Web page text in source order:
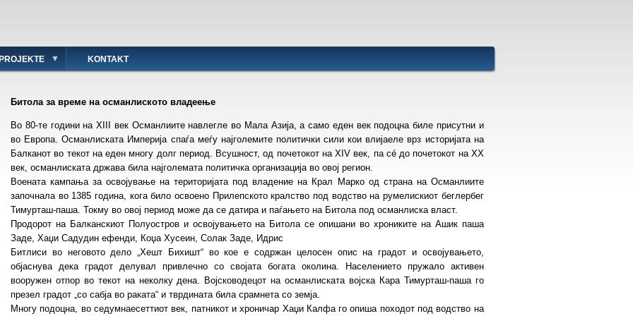
PROJEKTE KONTAKT
Битола за време на османлиското владеење
Во 80-те години на XIII век Османлиите навлегле во Мала Азија, а само еден век подоцна биле присутни и
во Европа. Османлиската Империја спаѓа меѓу најголемите политички сили кои влијаеле врз историјата на
Балканот во текот на еден многу долг период. Всушност, од почетокот на XIV век, па сé до почетокот на XX
век, османлиската држава била најголемата политичка организација во овој регион.
Воената кампања за освојување на територијата под владение на Крал Марко од страна на Османлиите
започнала во 1385 година, кога било освоено Прилепското кралство под водство на румелискиот беглербег
Тимурташ-паша. Токму во овој период може да се датира и паѓањето на Битола под османлиска власт.
Продорот на Балканскиот Полуостров и освојувањето на Битола се опишани во хрониките на Ашик паша
Заде, Хаџи Садудин ефенди, Коџа Хусеин, Солак Заде, Идрис
Битлиси во неговото дело „Хешт Бихишт“ во кое е содржан целосен опис на градот и освојувањето,
објаснува дека градот делувал привлечно со својата богата околина. Населението пружало активен
вооружен отпор во текот на неколку дена. Војсководецот на османлиската војска Кара Тимурташ-паша го
презeл градот „со сабја во раката“ и тврдината била срамнета со земја.
Многу подоцна, во седумнаесеттиот век, патникот и хроничар Хаџи Калфа го опиша походот под водство на